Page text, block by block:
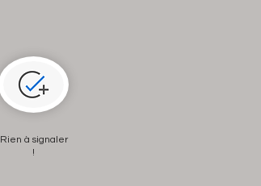
Rien à signaler
!